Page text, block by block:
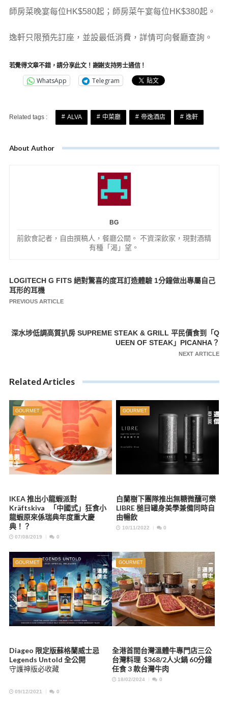
師房菜晚宴每位HK$580起；師房菜午宴每位HK$380起。
逸軒只限預先訂座，並設最低消費，詳情可向餐廳查詢。
若覺得文章不錯，請分享此文！謝謝支持男士通信！
WhatsApp Telegram
Related tags : ALVA 中菜廳 帝逸酒店 逸軒
About Author
BG
前飲食記者，自由撰稿人，餐廳公關。 不資深飲家，現對酒精
有種「渴」望。
文
章
覽
LOGITECH G FITS 絕對驚喜的度耳訂造體驗 1分鐘做出專屬自己
耳形的耳機
PREVIOUS ARTICLE
深水埗低調高質扒房 SUPREME STEAK & GRILL 平民價食到「Q
UEEN OF STEAK」PICANHA？
NEXT ARTICLE
Related Articles
GOURMET
IKEA 推出小龍蝦派對
Kräftskiva 「中國式」狂食小
龍蝦原來係瑞典年度重大慶
典！？
07/08/2019 0
GOURMET
白蘭樹下團隊推出無糖微醺可樂
LIBRE 槌目罐身美學兼備同時自
由暢飲
10/11/2022 0
GOURMET
Diageo 限定版蘇格蘭威士忌
Legends Untold 全公開
守護神版必收藏
09/12/2021 0
GOURMET
全港首間台灣溫體牛專門店三公
台灣料理 $368/2人火鍋 60分鐘
任食 3 款台灣牛肉
18/02/2024 0